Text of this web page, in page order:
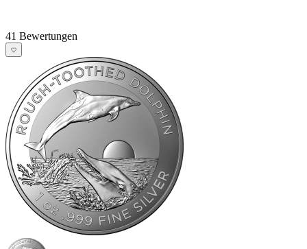
41 Bewertungen